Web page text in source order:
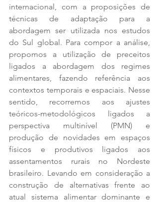
internacional, com a proposições de
técnicas de adaptação para a
abordagem ser utilizada nos estudos
do Sul global. Para compor a análise,
propomos a utilização de preceitos
ligados a abordagem dos regimes
alimentares, fazendo referência aos
contextos temporais e espaciais. Nesse
sentido, recorremos aos ajustes
teóricos-metodológicos ligados a
perspectiva multinível (PMN) e
produção de novidades em espaços
físicos e produtivos ligados aos
assentamentos rurais no Nordeste
brasileiro. Levando em consideração a
construção de alternativas frente ao
atual sistema alimentar dominante e